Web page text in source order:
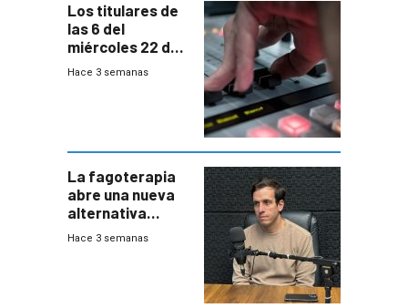
Los titulares de
las 6 del
miércoles 22 de
julio de 2026
Hace 3 semanas
La fagoterapia
abre una nueva
alternativa
contra bacterias
Hace 3 semanas